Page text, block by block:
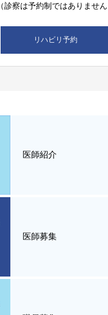
（診察は予約制ではありません
リハビリ予約
医師紹介
医師募集